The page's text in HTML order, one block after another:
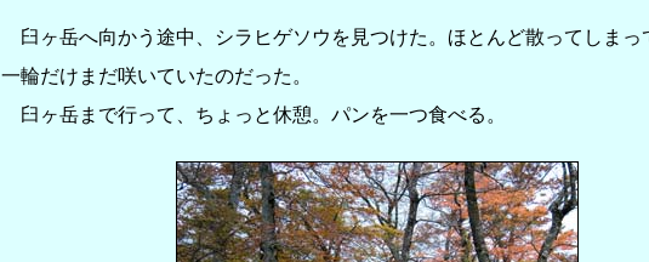
臼ヶ岳へ向かう途中、シラヒゲソウを見つけた。ほとんど散ってしまっ
一輪だけまだ咲いていたのだった。
臼ヶ岳まで行って、ちょっと休憩。パンを一つ食べる。